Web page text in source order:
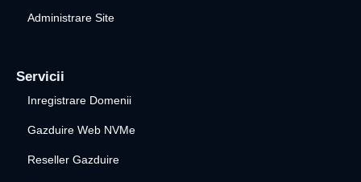
Administrare Site
Servicii
Inregistrare Domenii
Gazduire Web NVMe
Reseller Gazduire